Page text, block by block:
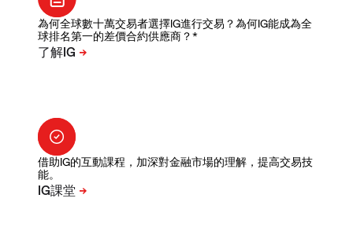
為何全球數十萬交易者選擇IG進行交易？為何IG能成為全
球排名第一的差價合約供應商？*
借助IG的互動課程，加深對金融市場的理解，提高交易技
能。